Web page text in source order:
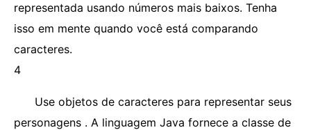
representada usando números mais baixos. Tenha
isso em mente quando você está comparando
caracteres.
4
Use objetos de caracteres para representar seus
personagens . A linguagem Java fornece a classe de